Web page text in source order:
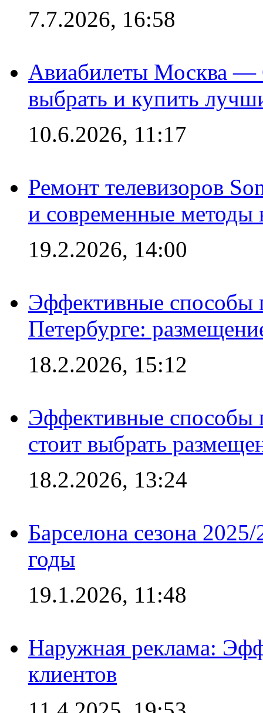
7.7.2026, 16:58
Авиабилеты Москва —
выбрать и купить
10.6.2026, 11:17
Ремонт телевизоров
и современные методы
19.2.2026, 14:00
Эффективные способы
Петербурге:
18.2.2026, 15:12
Эффективные способы
стоит выбрать
18.2.2026, 13:24
Барселона сезона
годы
19.1.2026, 11:48
Наружная реклама:
клиентов